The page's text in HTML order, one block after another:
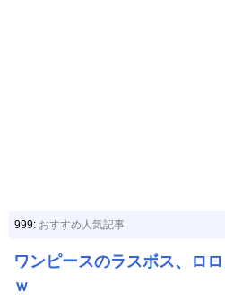
999: おすすめ人気記事
ワンピースのラスボス、ロ
ｗ